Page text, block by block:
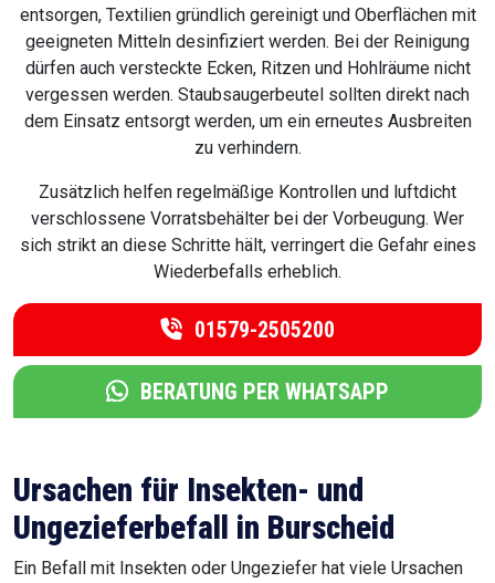
entsorgen, Textilien gründlich gereinigt und Oberflächen mit
geeigneten Mitteln desinfiziert werden. Bei der Reinigung
dürfen auch versteckte Ecken, Ritzen und Hohlräume nicht
vergessen werden. Staubsaugerbeutel sollten direkt nach
dem Einsatz entsorgt werden, um ein erneutes Ausbreiten
zu verhindern.
Zusätzlich helfen regelmäßige Kontrollen und luftdicht
verschlossene Vorratsbehälter bei der Vorbeugung. Wer
sich strikt an diese Schritte hält, verringert die Gefahr eines
Wiederbefalls erheblich.
01579-2505200
BERATUNG PER WHATSAPP
Ursachen für Insekten- und
Ungezieferbefall in Burscheid
Ein Befall mit Insekten oder Ungeziefer hat viele Ursachen